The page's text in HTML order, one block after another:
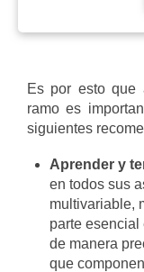
Es por esto que
ramo es
siguientes
Aprender y
en todos sus
multivariable,
parte esencial
de manera
que